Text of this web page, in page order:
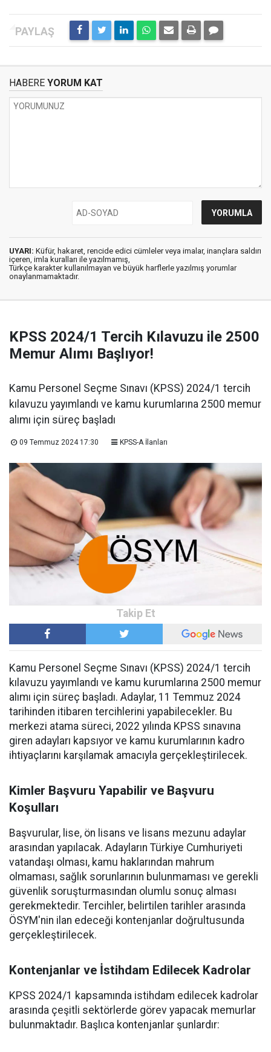
HABERE YORUM KAT
UYARI: Küfür, hakaret, rencide edici cümleler veya imalar, inançlara saldırı
içeren, imla kuralları ile yazılmamış,
Türkçe karakter kullanılmayan ve büyük harflerle yazılmış yorumlar
onaylanmamaktadır.
KPSS 2024/1 Tercih Kılavuzu ile 2500
Memur Alımı Başlıyor!
Kamu Personel Seçme Sınavı (KPSS) 2024/1 tercih
kılavuzu yayımlandı ve kamu kurumlarına 2500 memur
alımı için süreç başladı
09 Temmuz 2024 17:30 KPSS-A İlanları
Kamu Personel Seçme Sınavı (KPSS) 2024/1 tercih
kılavuzu yayımlandı ve kamu kurumlarına 2500 memur
alımı için süreç başladı. Adaylar, 11 Temmuz 2024
tarihinden itibaren tercihlerini yapabilecekler. Bu
merkezi atama süreci, 2022 yılında KPSS sınavına
giren adayları kapsıyor ve kamu kurumlarının kadro
ihtiyaçlarını karşılamak amacıyla gerçekleştirilecek.
Kimler Başvuru Yapabilir ve Başvuru
Koşulları
Başvurular, lise, ön lisans ve lisans mezunu adaylar
arasından yapılacak. Adayların Türkiye Cumhuriyeti
vatandaşı olması, kamu haklarından mahrum
olmaması, sağlık sorunlarının bulunmaması ve gerekli
güvenlik soruşturmasından olumlu sonuç alması
gerekmektedir. Tercihler, belirtilen tarihler arasında
ÖSYM'nin ilan edeceği kontenjanlar doğrultusunda
gerçekleştirilecek.
Kontenjanlar ve İstihdam Edilecek Kadrolar
KPSS 2024/1 kapsamında istihdam edilecek kadrolar
arasında çeşitli sektörlerde görev yapacak memurlar
bulunmaktadır. Başlıca kontenjanlar şunlardır: